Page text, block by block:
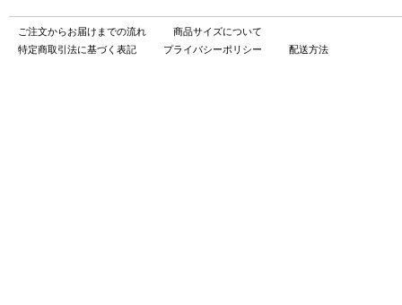
ご注文からお届けまでの流れ
商品サイズについて
特定商取引法に基づく表記
プライバシーポリシー 配送方法